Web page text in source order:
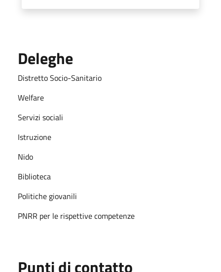
Deleghe
Distretto Socio-Sanitario
Welfare
Servizi sociali
Istruzione
Nido
Biblioteca
Politiche giovanili
PNRR per le rispettive competenze
Punti di contatto